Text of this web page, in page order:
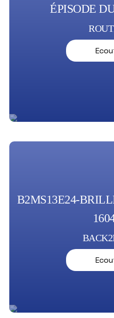
ÉPISODE
B2MS13E24-